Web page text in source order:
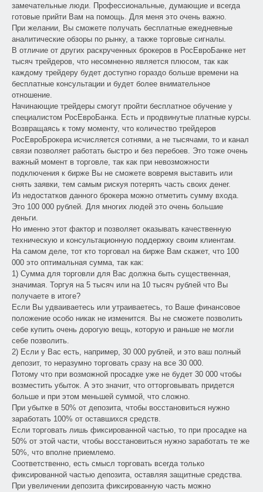
замечательные люди. Профессиональные, думающие и всегда
готовые прийти Вам на помощь. Для меня это очень важно.
При желании, Вы сможете получать бесплатные ежедневные
аналитические обзоры по рынку, а также торговые сигналы.
В отличие от других раскрученных брокеров в РосЕвроБанке нет
тысяч трейдеров, что несомненно является плюсом, так как
каждому трейдеру будет доступно гораздо больше времени на
бесплатные консультации и будет более внимательное
отношение.
Начинающие трейдеры смогут пройти бесплатное обучение у
специалистом РосЕвроБанка. Есть и продвинутые платные курсы.
Возвращаясь к тому моменту, что количество трейдеров
РосЕвроБрокера исчисляется сотнями, а не тысячами, то и канал
связи позволяет работать быстро и без перебоев. Это тоже очень
важный момент в торговле, так как при невозможности
подключения к бирже Вы не сможете вовремя выставить или
снять заявки, тем самым рискуя потерять часть своих денег.
Из недостатков данного брокера можно отметить сумму входа.
Это 100 000 рублей. Для многих людей это очень большие
деньги.
Но именно этот фактор и позволяет оказывать качественную
техническую и консультационную поддержку своим клиентам.
На самом деле, тот кто торговал на бирже Вам скажет, что 100
000 это оптимальная сумма, так как:
1) Сумма для торговли для Вас должна быть существенная,
значимая. Торгуя на 5 тысяч или на 10 тысяч рублей что Вы
получаете в итоге?
Если Вы удваиваетесь или утраиваетесь, то Ваше финансовое
положение особо никак не изменится. Вы не сможете позволить
себе купить очень дорогую вещь, которую и раньше не могли
себе позволить.
2) Если у Вас есть, например, 30 000 рублей, и это ваш полный
депозит, то неразумно торговать сразу на все 30 000.
Потому что при возможной просадке уже не будет 30 000 чтобы
возместить убыток. А это значит, что отторговывать придется
больше и при этом меньшей суммой, что сложно.
При убытке в 50% от депозита, чтобы восстановиться нужно
заработать 100% от оставшихся средств.
Если торговать лишь фиксированной частью, то при просадке на
50% от этой части, чтобы восстановиться нужно заработать те же
50%, что вполне приемлемо.
Соответственно, есть смысл торговать всегда только
фиксированной частью депозита, оставляя защитные средства.
При увеличении депозита фиксированную часть можно